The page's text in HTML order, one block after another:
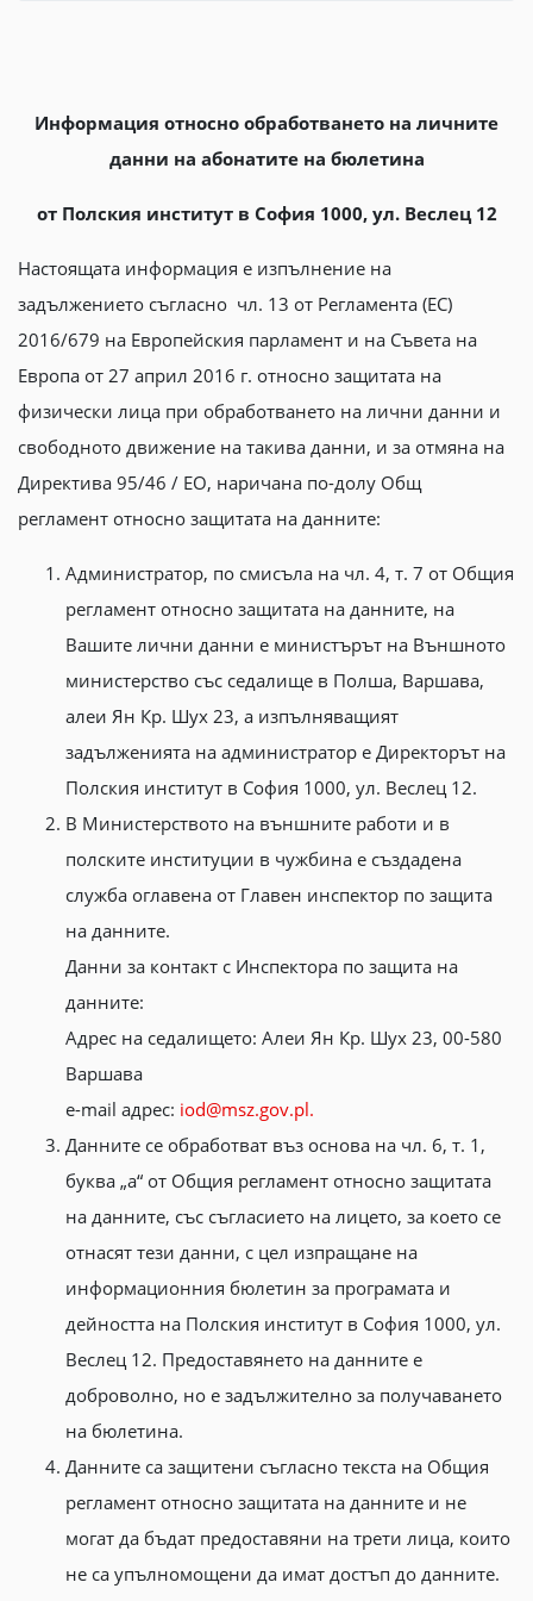
Информация относно обработването на личните
данни на абонатите на бюлетина
от Полския институт в София 1000, ул. Веслец 12
Настоящата информация е изпълнение на
задължението съгласно чл. 13 от Регламента (ЕС)
2016/679 на Европейския парламент и на Съвета на
Европа от 27 април 2016 г. относно защитата на
физически лица при обработването на лични данни и
свободното движение на такива данни, и за отмяна на
Директива 95/46 / ЕО, наричана по-долу Общ
регламент относно защитата на данните:
Администратор, по смисъла на чл. 4, т. 7 от Общия
регламент относно защитата на данните, на
Вашите лични данни е министърът на Външното
министерство със седалище в Полша, Варшава,
алеи Ян Кр. Шух 23, а изпълняващият
задълженията на администратор е Директорът на
Полския институт в София 1000, ул. Веслец 12.
В Министерството на външните работи и в
полските институции в чужбина е създадена
служба оглавена от Главен инспектор по защита
на данните.
Данни за контакт с Инспектора по защита на
данните:
Адрес на седалището: Алеи Ян Кр. Шух 23, 00-580
Варшава
e-mail адрес: iod@msz.gov.pl.
Данните се обработват въз основа на чл. 6, т. 1,
буква „а“ от Общия регламент относно защитата
на данните, със съгласието на лицето, за което се
отнасят тези данни, с цел изпращане на
информационния бюлетин за програмата и
дейността на Полския институт в София 1000, ул.
Веслец 12. Предоставянето на данните е
доброволно, но е задължително за получаването
на бюлетина.
Данните са защитени съгласно текста на Общия
регламент относно защитата на данните и не
могат да бъдат предоставяни на трети лица, които
не са упълномощени да имат достъп до данните.